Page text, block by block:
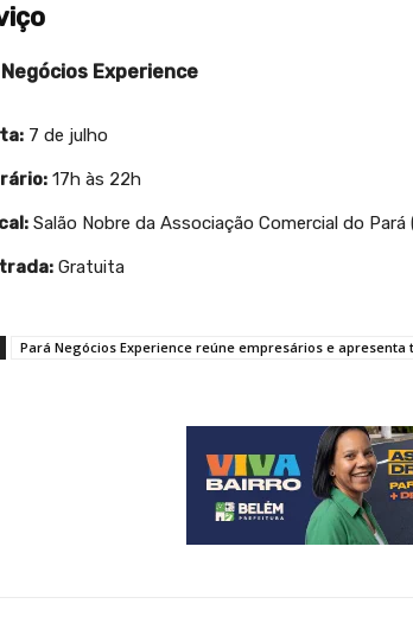
Experience
7 de julho
17h às 22h
Salão Nobre da Associação Comercial do Pará
Gratuita
Pará Negócios Experience reúne empresários e apresenta